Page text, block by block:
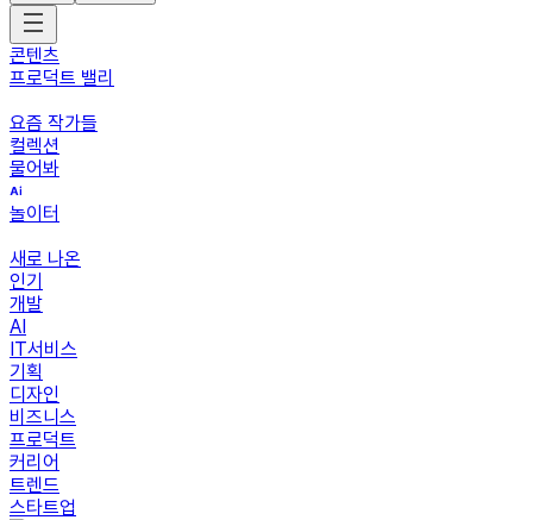
콘텐츠
프로덕트 밸리
요즘 작가들
컬렉션
물어봐
놀이터
새로 나온
인기
개발
AI
IT서비스
기획
디자인
비즈니스
프로덕트
커리어
트렌드
스타트업